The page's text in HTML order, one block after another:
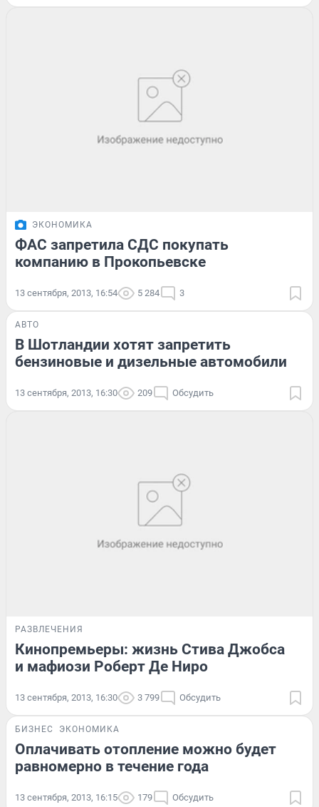
ЭКОНОМИКА
ФАС запретила СДС покупать
компанию в Прокопьевске
13 сентября, 2013, 16:54 5 284 3
АВТО
В Шотландии хотят запретить
бензиновые и дизельные автомобили
13 сентября, 2013, 16:30 209 Обсудить
РАЗВЛЕЧЕНИЯ
Кинопремьеры: жизнь Стива Джобса
и мафиози Роберт Де Ниро
13 сентября, 2013, 16:30 3 799 Обсудить
БИЗНЕС ЭКОНОМИКА
Оплачивать отопление можно будет
равномерно в течение года
13 сентября, 2013, 16:15 179 Обсудить